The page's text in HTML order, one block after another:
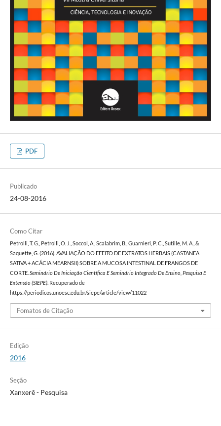
PDF
Publicado
24-08-2016
Como Citar
Petrolli, T. G., Petrolli, O. J., Soccol, A., Scalabrim, B., Guarnieri, P. C., Sutille, M. A., &
Saquette, G. (2016). AVALIAÇÃO DO EFEITO DE EXTRATOS HERBAIS (CASTANEA
SATIVA + ACÁCIA MEARNSII) SOBRE A MUCOSA INTESTINAL DE FRANGOS DE
CORTE. Seminário De Iniciação Científica E Seminário Integrado De Ensino, Pesquisa E
Extensão (SIEPE). Recuperado de
https://periodicos.unoesc.edu.br/siepe/article/view/11022
Fomatos de Citação
Edição
2016
Seção
Xanxerê - Pesquisa